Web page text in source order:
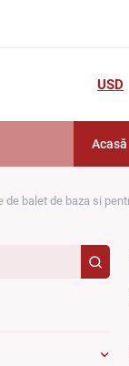
USD
Acasă
de balet de baza si